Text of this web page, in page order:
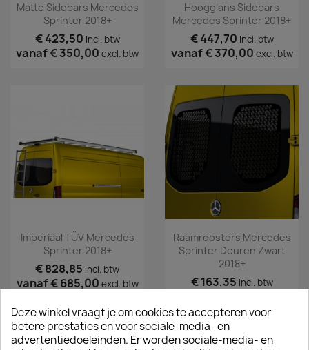
Matte Sidebars Mercedes
Sprinter 2018+
€ 423,50 incl. btw
vanaf€ 350,00 excl. btw
Hoogglans Sidebars
Mercedes Sprinter 2018+
€ 447,70 incl. btw
vanaf€ 370,00 excl. btw
Imperiaal TÜV Mercedes
Sprinter 2018+
€ 828,85 incl. btw
vanaf€ 685,00 excl. btw
Raamroosters Mercedes
Sprinter Deuren Zwart
2018+
€ 163,35 incl. btw
Deze winkel vraagt je om cookies te accepteren voor
betere prestaties en voor sociale-media- en
advertentiedoeleinden. Er worden sociale-media- en